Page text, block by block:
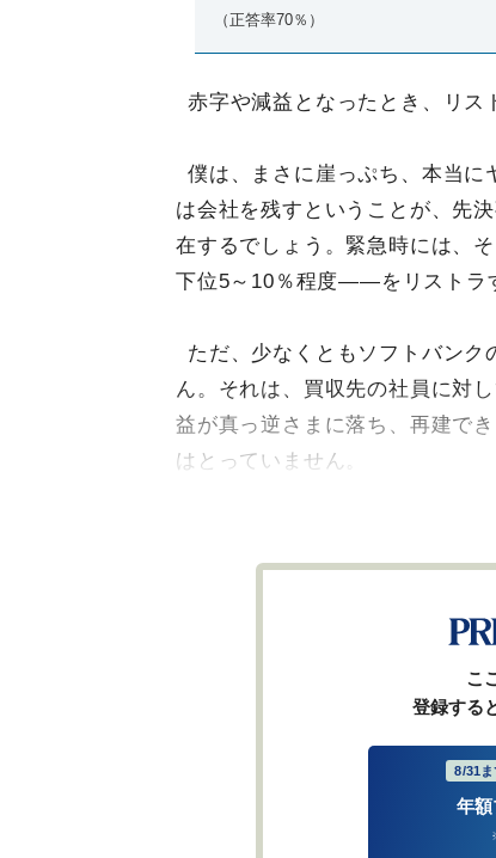
（正答率70％）
赤字や減益となったとき、リス
僕は、まさに崖っぷち、本当に
は会社を残すということが、先
在するでしょう。緊急時には、
下位5～10％程度――をリストラ
ただ、少なくともソフトバン
ん。それは、買収先の社員に対
益が真っ逆さまに落ち、再建で
はとっていません。
こ
登録する
8/31
年